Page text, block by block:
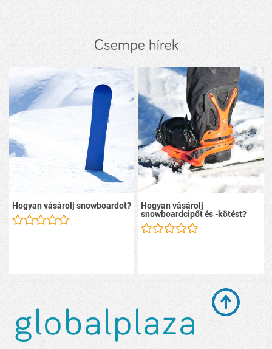
Csempe hírek
Hogyan vásárolj snowboardot? Hogyan vásárolj
snowboardcipőt és -kötést?